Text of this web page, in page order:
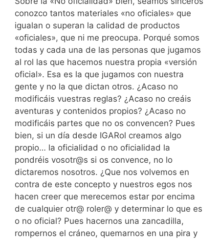
conozco tantos materiales «no oficiales» que
igualan o superan la calidad de productos
«oficiales», que ni me preocupa. Porqué somos
todas y cada una de las personas que jugamos
al rol las que hacemos nuestra propia «versión
oficial». Esa es la que jugamos con nuestra
gente y no la que dictan otros. ¿Acaso no
modificáis vuestras reglas? ¿Acaso no creáis
aventuras y contenidos propios? ¿Acaso no
modificáis partes que no os convencen? Pues
bien, si un día desde IGARol creamos algo
propio… la oficialidad o no oficialidad la
pondréis vosotr@s si os convence, no lo
dictaremos nosotros. ¿Que nos volvemos en
contra de este concepto y nuestros egos nos
hacen creer que merecemos estar por encima
de cualquier otr@ roler@ y determinar lo que es
o no oficial? Pues hacernos una zancadilla,
rompernos el cráneo, quemarnos en una pira y